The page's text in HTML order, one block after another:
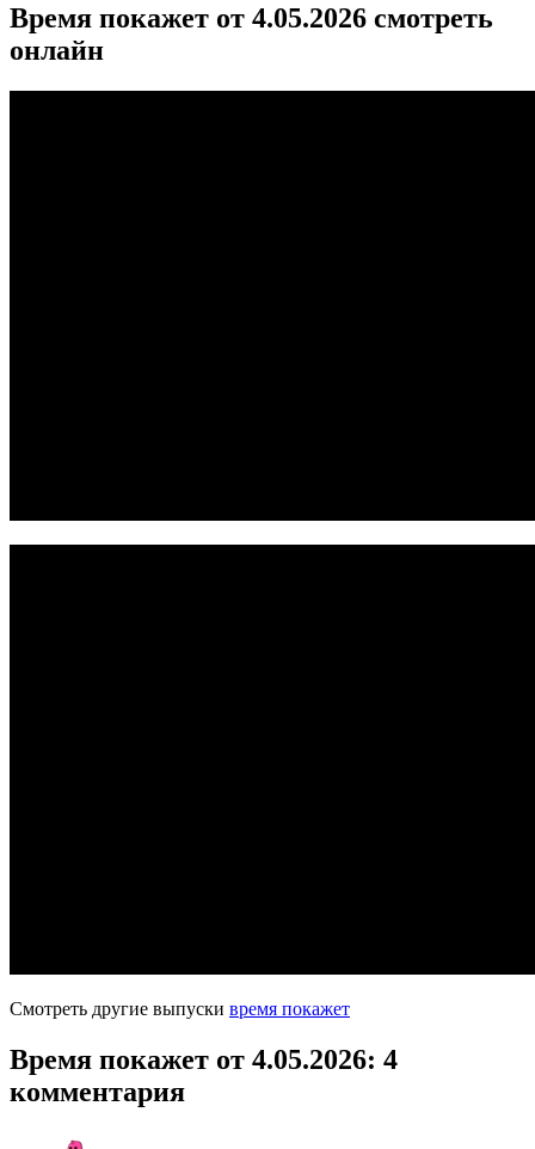
Время покажет от 4.05.2026 смотреть
онлайн
Смотреть другие выпуски время покажет
Время покажет от 4.05.2026: 4
комментария